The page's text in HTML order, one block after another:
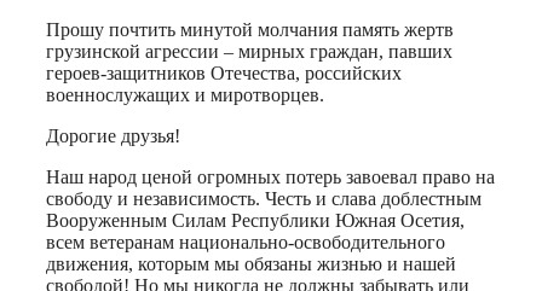
Прошу почтить минутой молчания память жертв
грузинской агрессии – мирных граждан, павших
героев-защитников Отечества, российских
военнослужащих и миротворцев.
Дорогие друзья!
Наш народ ценой огромных потерь завоевал право на
свободу и независимость. Честь и слава доблестным
Вооруженным Силам Республики Южная Осетия,
всем ветеранам национально-освободительного
движения, которым мы обязаны жизнью и нашей
свободой! Но мы никогда не должны забывать или